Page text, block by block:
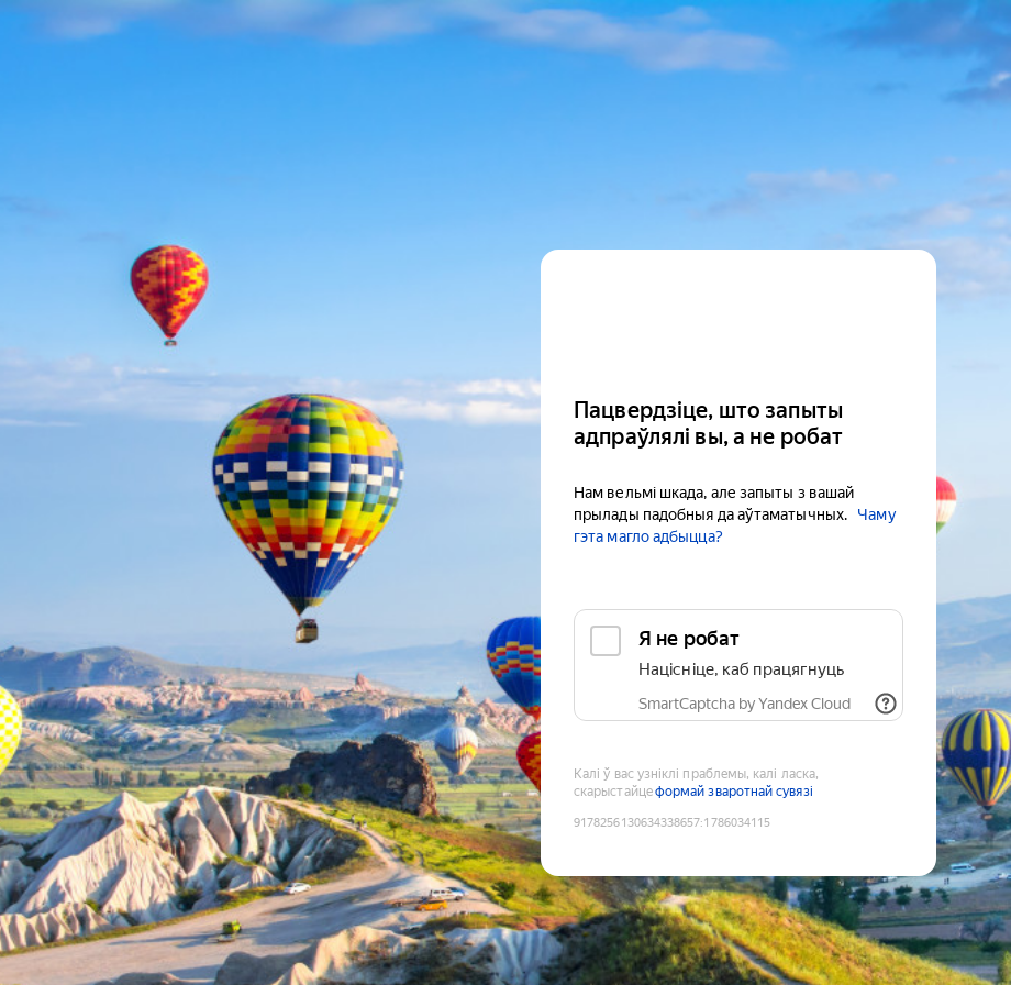
Пацвердзіце, што запыты
адпраўлялі вы, а не робат
Нам вельмі шкада, але запыты з вашай
прылады падобныя да аўтаматычных.
Чаму
гэта магло адбыцца?
Я не робат
Націсніце, каб працягнуць
SmartCaptcha by Yandex Cloud
Калі ў вас узніклі праблемы, калі ласка,
скарыстайцеформай зваротнай сувязі
9178256130634338657:1786034115